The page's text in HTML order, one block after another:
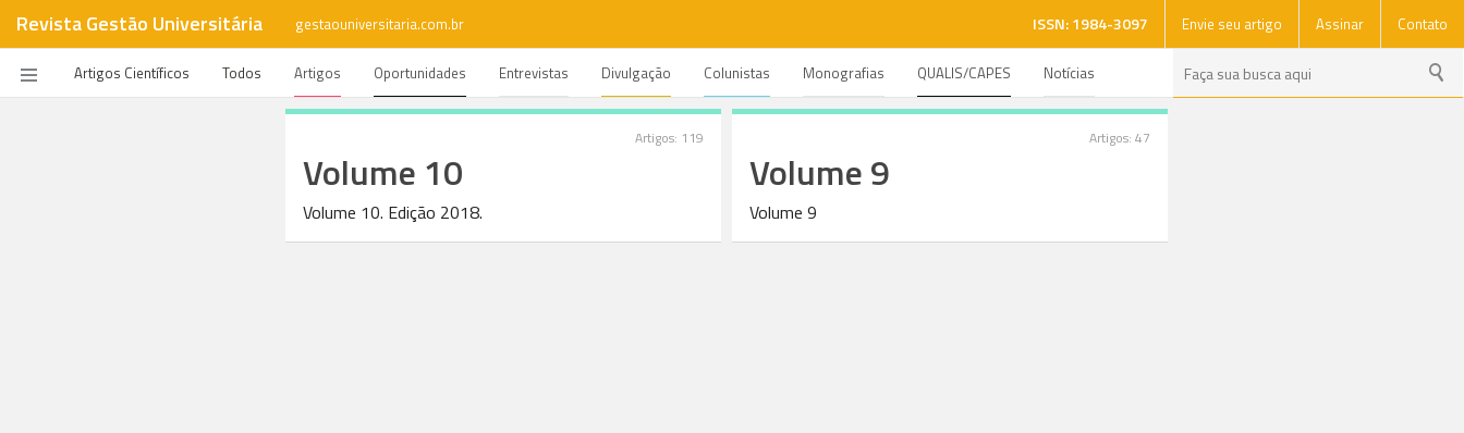
Revista Gestão Universitária gestaouniversitaria.com.br ISSN: 1984-3097 Envie seu artigo Assinar Contato
Artigos Científicos Todos Artigos Oportunidades Entrevistas Divulgação Colunistas Monografias QUALIS/CAPES Notícias
Artigos: 119
Volume 10
Volume 10. Edição 2018.
Artigos: 47
Volume 9
Volume 9